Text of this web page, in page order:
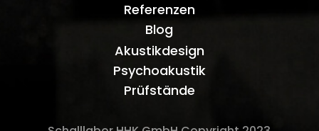
Referenzen
Blog
Akustikdesign
Psychoakustik
Prüfstände